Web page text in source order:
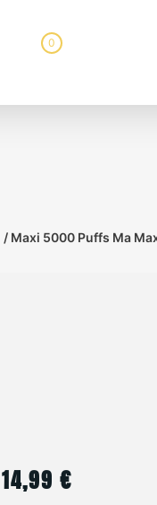
0
/ Maxi 5000 Puffs Ma
14,99 €